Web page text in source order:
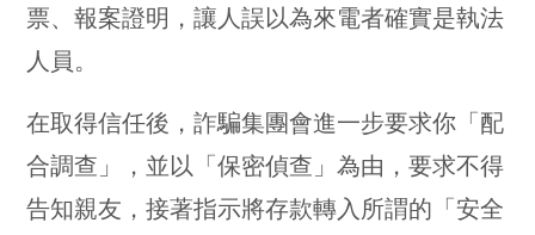
票、報案證明，讓人誤以為來電者確實是執法
人員。
在取得信任後，詐騙集團會進一步要求你「配
合調查」，並以「保密偵查」為由，要求不得
告知親友，接著指示將存款轉入所謂的「安全